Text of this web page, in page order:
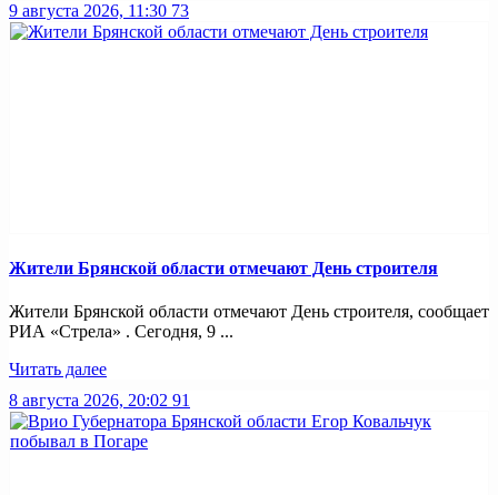
9 августа 2026, 11:30 73
Жители Брянской области отмечают День строителя
Жители Брянской области отмечают День строителя, сообщает
РИА «Стрела» . Сегодня, 9 ...
Читать далее
8 августа 2026, 20:02 91